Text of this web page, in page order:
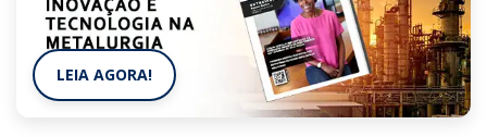
LEIA AGORA!